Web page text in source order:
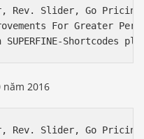
Rev. Slider, Go
For Greater
năm 2016
Rev. Slider, Go